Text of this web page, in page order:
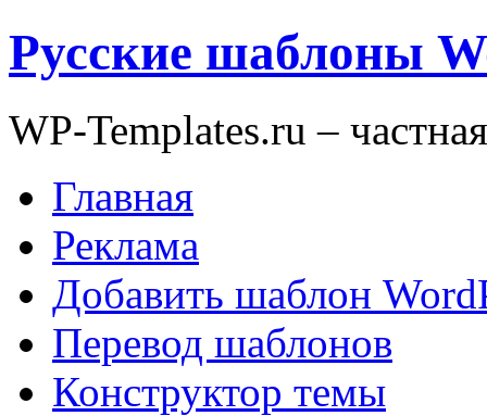
Русские шаблоны
WP-Templates.ru –
Главная
Реклама
Добавить шаблон
Перевод шаблонов
Конструктор темы